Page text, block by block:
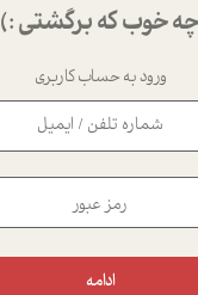
چه خوب که برگشتی :)
ورود به حساب کاربری
ادامه